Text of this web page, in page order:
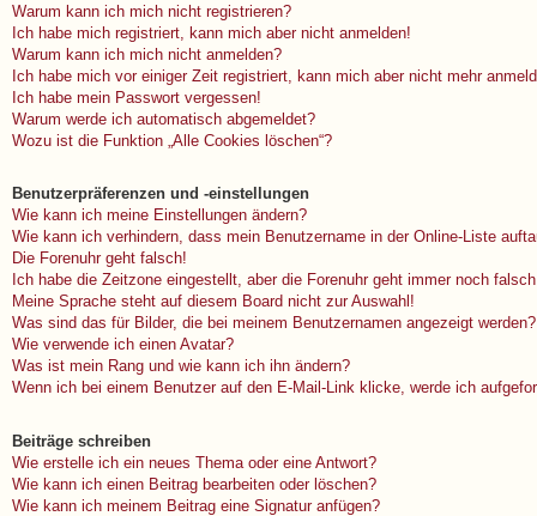
Warum kann ich mich nicht registrieren?
Ich habe mich registriert, kann mich aber nicht anmelden!
Warum kann ich mich nicht anmelden?
Ich habe mich vor einiger Zeit registriert, kann mich aber nicht mehr
Ich habe mein Passwort vergessen!
Warum werde ich automatisch abgemeldet?
Wozu ist die Funktion „Alle Cookies löschen“?
Benutzerpräferenzen und -einstellungen
Wie kann ich meine Einstellungen ändern?
Wie kann ich verhindern, dass mein Benutzername in der Online-Liste
Die Forenuhr geht falsch!
Ich habe die Zeitzone eingestellt, aber die Forenuhr geht immer noch
Meine Sprache steht auf diesem Board nicht zur Auswahl!
Was sind das für Bilder, die bei meinem Benutzernamen angezeigt werden?
Wie verwende ich einen Avatar?
Was ist mein Rang und wie kann ich ihn ändern?
Wenn ich bei einem Benutzer auf den E-Mail-Link klicke, werde ich
Beiträge schreiben
Wie erstelle ich ein neues Thema oder eine Antwort?
Wie kann ich einen Beitrag bearbeiten oder löschen?
Wie kann ich meinem Beitrag eine Signatur anfügen?